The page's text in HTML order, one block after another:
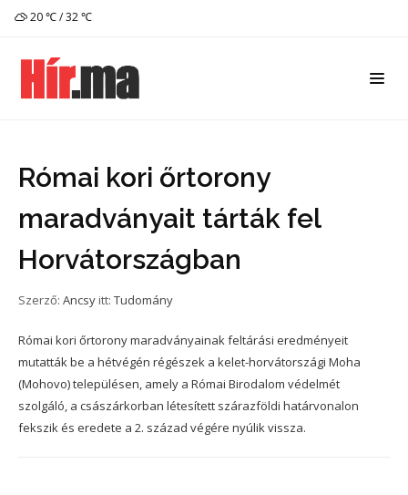
20 ℃ / 32 ℃
Római kori őrtorony
maradványait tárták fel
Horvátországban
Szerző: Ancsy itt: Tudomány
Római kori őrtorony maradványainak feltárási eredményeit
mutatták be a hétvégén régészek a kelet-horvátországi Moha
(Mohovo) településen, amely a Római Birodalom védelmét
szolgáló, a császárkorban létesített szárazföldi határvonalon
fekszik és eredete a 2. század végére nyúlik vissza.